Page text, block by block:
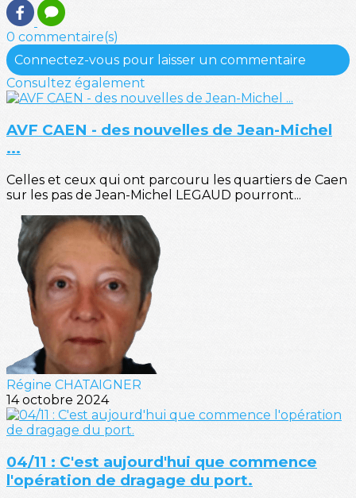
0 commentaire(s)
Connectez-vous pour laisser un commentaire
Consultez également
AVF CAEN - des nouvelles de Jean-Michel
...
Celles et ceux qui ont parcouru les quartiers de Caen
sur les pas de Jean-Michel LEGAUD pourront...
Régine CHATAIGNER
14 octobre 2024
04/11 : C'est aujourd'hui que commence
l'opération de dragage du port.